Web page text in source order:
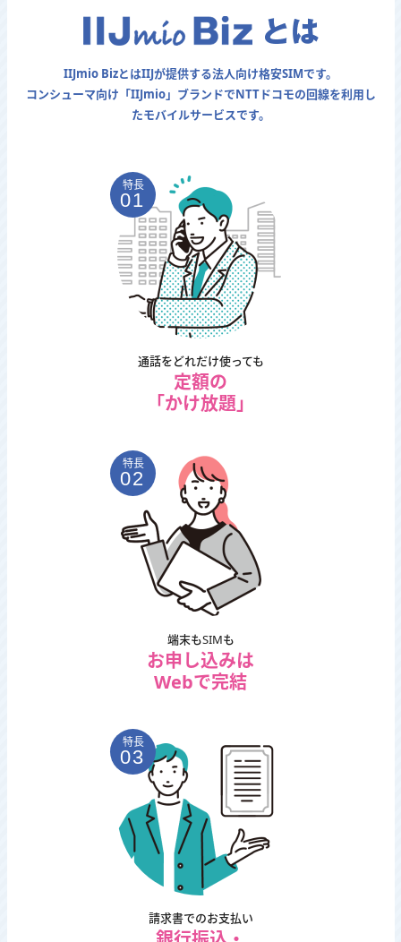
IIJmio BizとはIIJが提供する法人向け格安SIMです。
コンシューマ向け「IIJmio」ブランドでNTTドコモの回線を利用し
たモバイルサービスです。
特長
01
通話をどれだけ使っても
定額の
「かけ放題」
特長
02
端末もSIMも
お申し込みは
Webで完結
特長
03
請求書でのお支払い